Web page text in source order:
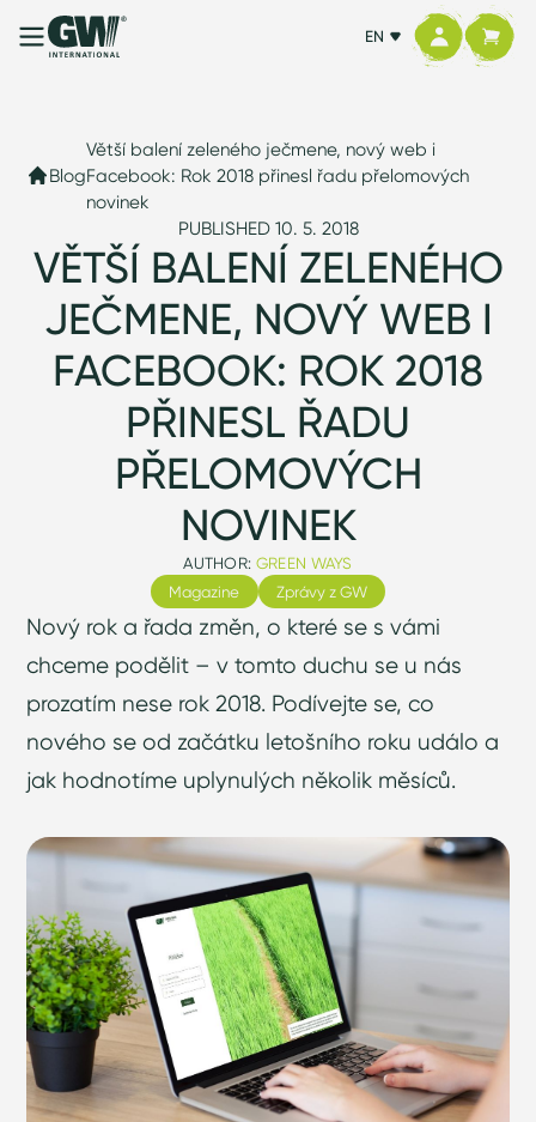
EN
Blog
Větší balení zeleného ječmene, nový web i
Facebook: Rok 2018 přinesl řadu přelomových
novinek
PUBLISHED 10. 5. 2018
VĚTŠÍ BALENÍ ZELENÉHO
JEČMENE, NOVÝ WEB I
FACEBOOK: ROK 2018
PŘINESL ŘADU
PŘELOMOVÝCH
NOVINEK
AUTHOR: GREEN WAYS
Magazine
Zprávy z GW
Nový rok a řada změn, o které se s vámi
chceme podělit – v tomto duchu se u nás
prozatím nese rok 2018. Podívejte se, co
nového se od začátku letošního roku událo a
jak hodnotíme uplynulých několik měsíců.